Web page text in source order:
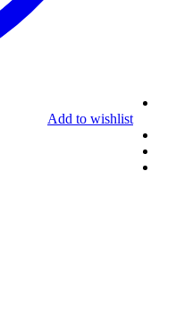
Add to wishlist